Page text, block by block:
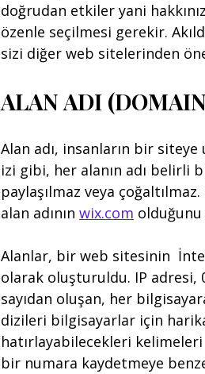
doğrudan etkiler yani
özenle seçilmesi gerekir.
sizi diğer web sitelerinden
ALAN ADI
Alan adı, insanların bir
izi gibi, her alanın adı belirli
paylaşılmaz veya
alan adının wix.com
Alanlar, bir web sitesinin
olarak oluşturuldu. IP adresi,
sayıdan oluşan, her
dizileri bilgisayarlar için
hatırlayabilecekleri
bir numara kaydetmeye